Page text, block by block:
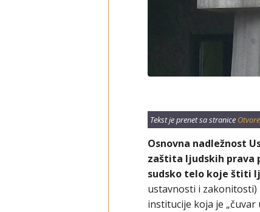
Tekst je prenet sa stranice
Osnovna nadležnost
zaštita ljudskih prava
sudsko telo koje štiti
ustavnosti i
institucije koja je